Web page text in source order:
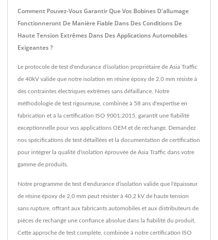
Comment Pouvez-Vous Garantir Que Vos Bobines D'allumage
Fonctionneront De Manière Fiable Dans Des Conditions De
Haute Tension Extrêmes Dans Des Applications Automobiles
Exigeantes ?
Le protocole de test d'endurance d'isolation propriétaire de Asia Traffic
de 40kV valide que notre isolation en résine époxy de 2,0 mm résiste à
des contraintes électriques extrêmes sans défaillance. Notre
méthodologie de test rigoureuse, combinée à 58 ans d'expertise en
fabrication et à la certification ISO 9001:2015, garantit une fiabilité
exceptionnelle pour vos applications OEM et de rechange. Demandez
nos spécifications de test détaillées et la documentation de certification
pour intégrer la qualité d'isolation éprouvée de Asia Traffic dans votre
gamme de produits.
Notre programme de test d'endurance d'isolation valide que l'épaisseur
de résine époxy de 2,0 mm peut résister à 40,2 kV de haute tension
sans rupture, offrant aux fabricants automobiles et aux distributeurs de
pièces de rechange une confiance absolue dans la fiabilité du produit.
Cette approche de test complète, combinée à notre certification ISO